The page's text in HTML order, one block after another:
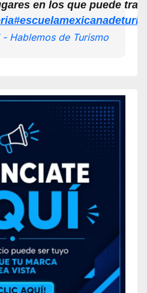
en los que puede
Hablemos de Turismo